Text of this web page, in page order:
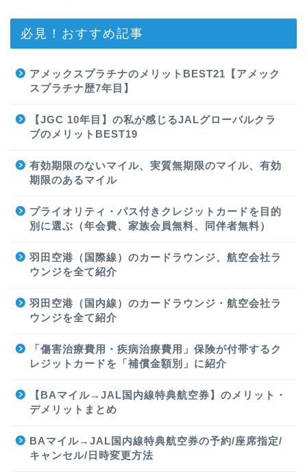
必見！おすすめ記事
アメックスプラチナのメリットBEST21【アメック
スプラチナ歴7年目】
【JGC 10年目】の私が感じるJALグローバルクラ
ブのメリットBEST19
有効期限のないマイル、実質無期限のマイル、有効
期限のあるマイル
プライオリティ・パス付きクレジットカードを目的
別に選ぶ（年会費、家族会員無料、同伴者無料）
羽田空港（国際線）のカードラウンジ、航空会社ラ
ウンジを全て紹介
羽田空港（国内線）のカードラウンジ・航空会社ラ
ウンジを全て紹介
「傷害治療費用・疾病治療費用」保険が付帯するク
レジットカードを「補償金額別」に紹介
【BAマイル→JAL国内線特典航空券】のメリット・
デメリットまとめ
BAマイル→JAL国内線特典航空券の予約/座席指定/
キャンセル/日時変更方法